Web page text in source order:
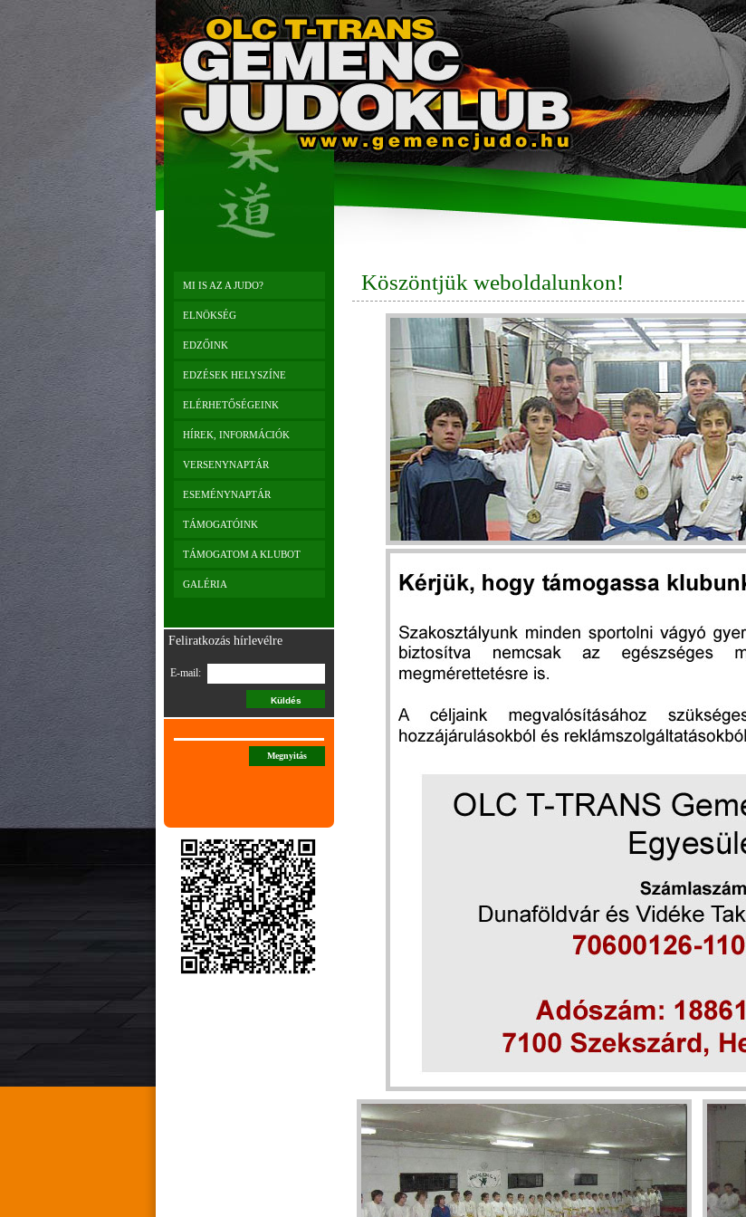
MI IS AZ A JUDO?
ELNÖKSÉG
EDZŐINK
EDZÉSEK HELYSZÍNE
ELÉRHETŐSÉGEINK
HÍREK, INFORMÁCIÓK
VERSENYNAPTÁR
ESEMÉNYNAPTÁR
TÁMOGATÓINK
TÁMOGATOM A KLUBOT
GALÉRIA
Feliratkozás hírlevélre
E-mail:
Megnyitás
Köszöntjük weboldalunkon!